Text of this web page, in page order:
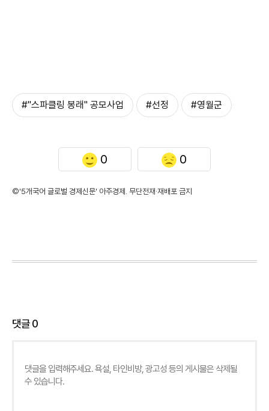
#"스파클링 봉래" 공모사업 #선정 #영월군
0 0
©'5개국어 글로벌 경제신문' 아주경제. 무단전재·재배포 금지
댓글0